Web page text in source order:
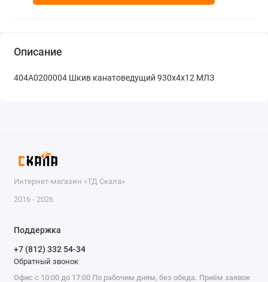
Описание
404А0200004 Шкив канатоведущий 930х4х12 МЛЗ
Интернет-магазин «ТД Скала»
2016 - 2026
Поддержка
+7 (812) 332 54-34
Обратный звонок
Офис с 10:00 до 17:00 По рабочим дням, без обеда. Приём заявок